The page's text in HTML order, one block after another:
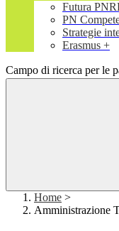
Futura
PN
Strategie
Erasmus +
Campo di ricerca per le
Home >
Amministrazione